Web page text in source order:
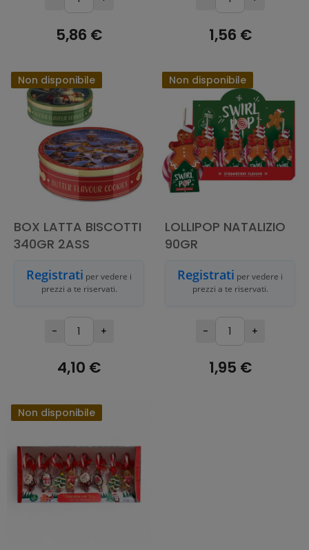
5,86 €
ESAURITO
1,56 €
ESAURITO
Non disponibile
BOX LATTA BISCOTTI
340GR 2ASS
Registrati per vedere i
prezzi a te riservati.
- +
4,10 €
ESAURITO
Non disponibile
LOLLIPOP NATALIZIO
90GR
Registrati per vedere i
prezzi a te riservati.
- +
1,95 €
Non disponibile